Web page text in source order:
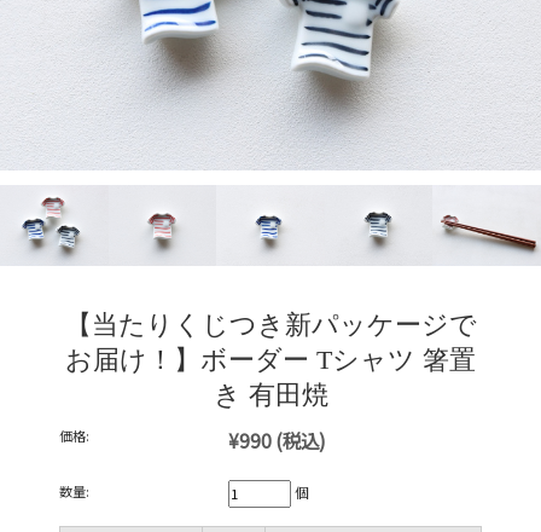
【当たりくじつき新パッケージで
お届け！】ボーダー Tシャツ 箸置
き 有田焼
価格: ¥990(税込)
数量: 個